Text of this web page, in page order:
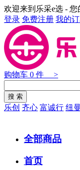
欢迎来到乐采e选 - 您
登录 免费注册 我的
购物车 0 件 >
乐创 齐心 富诚行 纽曼
全部商品
首页